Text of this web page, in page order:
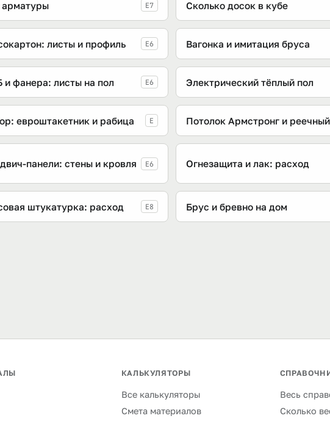
арматуры E7 Сколько досок в кубе
листы и профиль E6 Вагонка и имитация бруса
и фанера: листы на пол E6 Электрический тёплый пол
евроштакетник и рабица E Потолок Армстронг и реечный
панели: стены и кровля E6 Огнезащита и лак: расход
штукатурка: расход E8 Брус и бревно на дом
КАЛЬКУЛЯТОРЫ
Все калькуляторы
Смета материалов
Весь
Сколько